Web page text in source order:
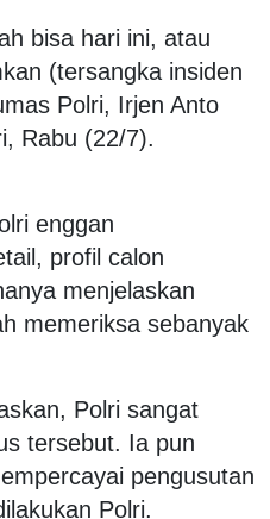
bisa hari ini, atau
(tersangka insiden
Polri, Irjen Anto
Rabu (22/7).
enggan
profil calon
menjelaskan
memeriksa sebanyak
Polri sangat
tersebut. Ia pun
pengusutan
Polri.